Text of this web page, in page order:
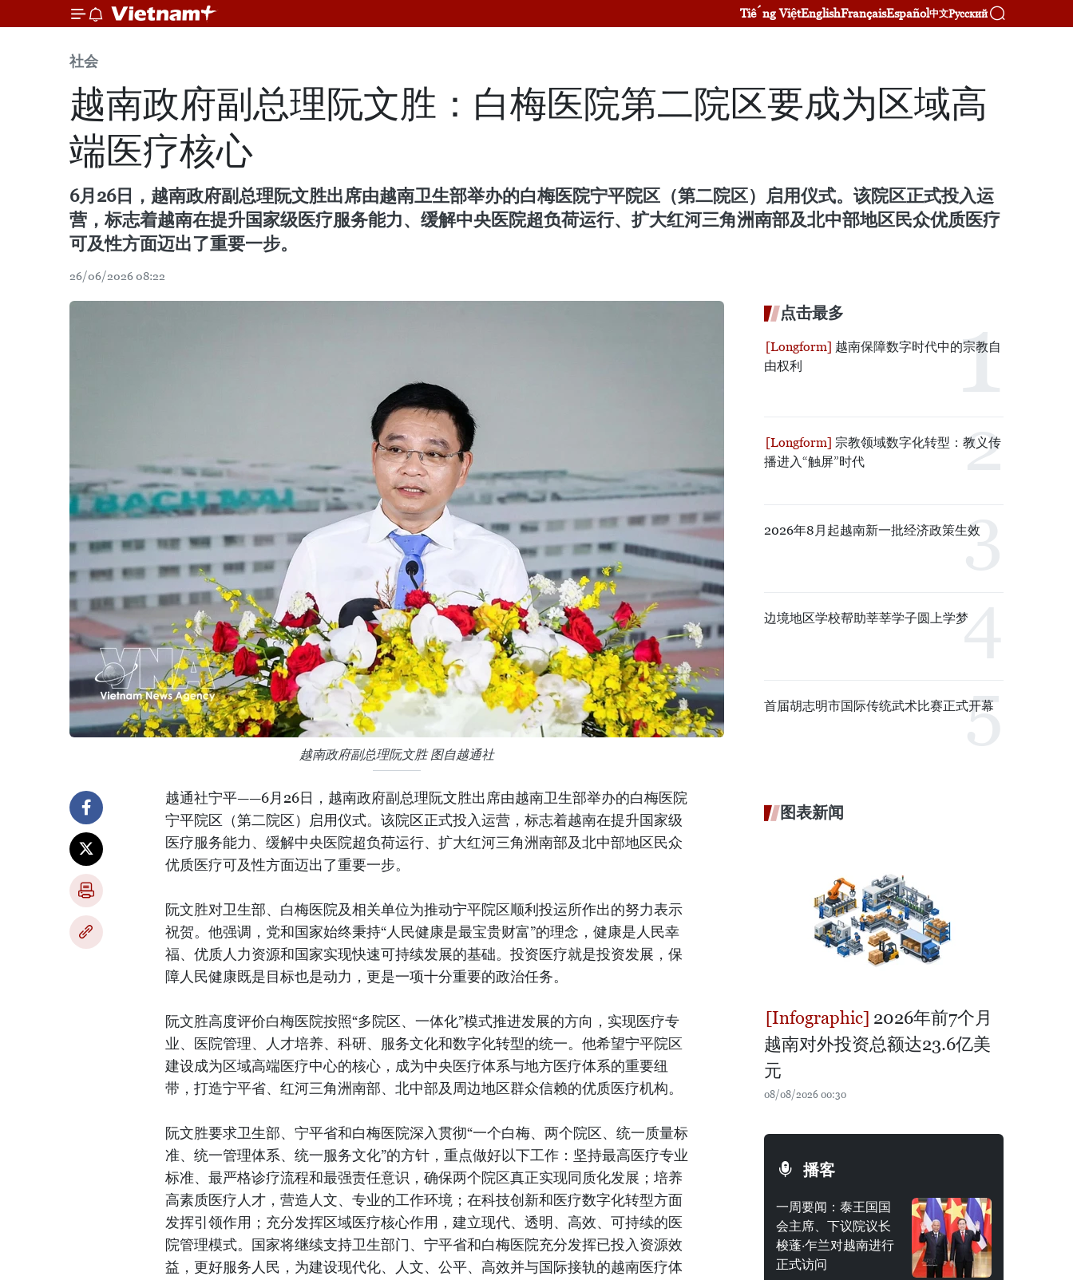
Tiếng ViệtEnglishFrançaisEspañol中文Русский
社会
越南政府副总理阮文胜：白梅医院第二院区要成为区域高
端医疗核心
6月26日，越南政府副总理阮文胜出席由越南卫生部举办的白梅医院宁平院区（第二院区）启用仪式。该院区正式投入运
营，标志着越南在提升国家级医疗服务能力、缓解中央医院超负荷运行、扩大红河三角洲南部及北中部地区民众优质医疗
可及性方面迈出了重要一步。
26/06/2026 08:22
越南政府副总理阮文胜 图自越通社
越通社宁平——6月26日，越南政府副总理阮文胜出席由越南卫生部举办的白梅医院
宁平院区（第二院区）启用仪式。该院区正式投入运营，标志着越南在提升国家级
医疗服务能力、缓解中央医院超负荷运行、扩大红河三角洲南部及北中部地区民众
优质医疗可及性方面迈出了重要一步。
阮文胜对卫生部、白梅医院及相关单位为推动宁平院区顺利投运所作出的努力表示
祝贺。他强调，党和国家始终秉持“人民健康是最宝贵财富”的理念，健康是人民幸
福、优质人力资源和国家实现快速可持续发展的基础。投资医疗就是投资发展，保
障人民健康既是目标也是动力，更是一项十分重要的政治任务。
阮文胜高度评价白梅医院按照“多院区、一体化”模式推进发展的方向，实现医疗专
业、医院管理、人才培养、科研、服务文化和数字化转型的统一。他希望宁平院区
建设成为区域高端医疗中心的核心，成为中央医疗体系与地方医疗体系的重要纽
带，打造宁平省、红河三角洲南部、北中部及周边地区群众信赖的优质医疗机构。
阮文胜要求卫生部、宁平省和白梅医院深入贯彻“一个白梅、两个院区、统一质量标
准、统一管理体系、统一服务文化”的方针，重点做好以下工作：坚持最高医疗专业
标准、最严格诊疗流程和最强责任意识，确保两个院区真正实现同质化发展；培养
高素质医疗人才，营造人文、专业的工作环境；在科技创新和医疗数字化转型方面
发挥引领作用；充分发挥区域医疗核心作用，建立现代、透明、高效、可持续的医
院管理模式。国家将继续支持卫生部门、宁平省和白梅医院充分发挥已投入资源效
益，更好服务人民，为建设现代化、人文、公平、高效并与国际接轨的越南医疗体
点击最多
越南保障数字时代中的宗教自
由权利
宗教领域数字化转型：教义传
播进入“触屏”时代
2026年8月起越南新一批经济政策生效
边境地区学校帮助莘莘学子圆上学梦
首届胡志明市国际传统武术比赛正式开幕
图表新闻
2026年前7个月
越南对外投资总额达23.6亿美
元
08/08/2026 00:30
播客
一周要闻：泰王国国
会主席、下议院议长
梭蓬·乍兰对越南进行
正式访问